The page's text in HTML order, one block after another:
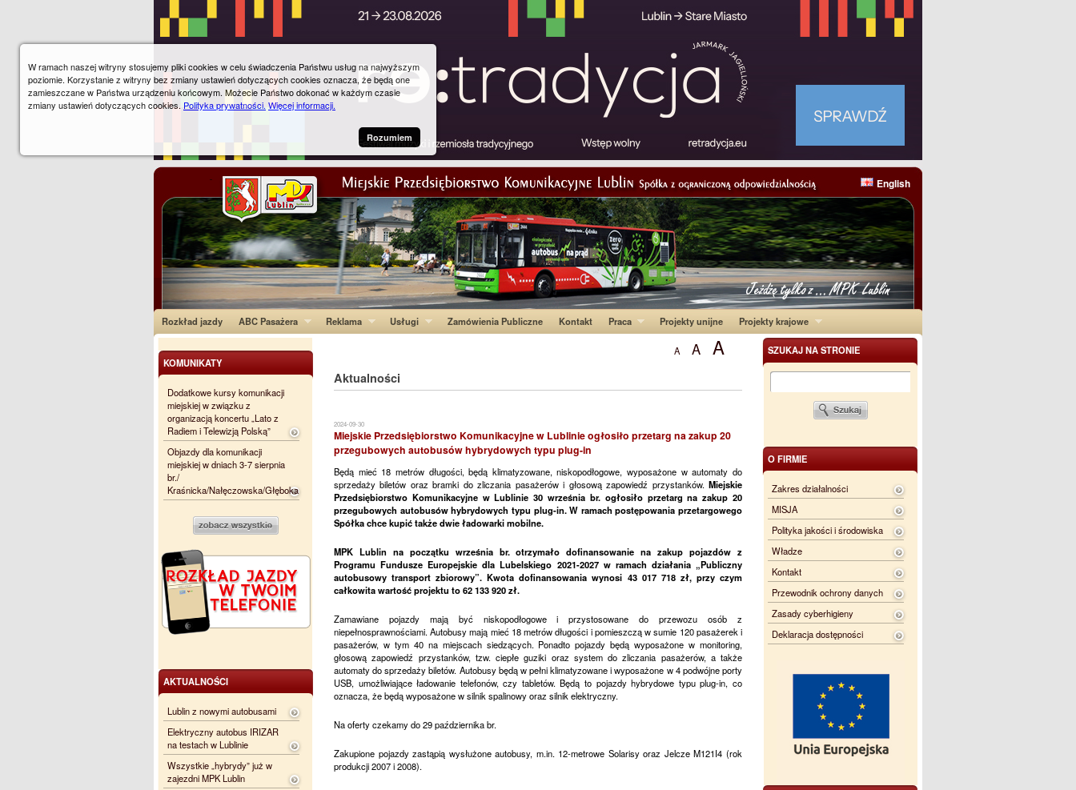
English
Rozkład jazdy ABC Pasażera Reklama Usługi Zamówienia Publiczne Kontakt Praca Projekty unijne Projekty krajowe
SZUKAJ NA STRONIE
O FIRMIE
Zakres działalności
MISJA
Polityka jakości i środowiska
Władze
Kontakt
Przewodnik ochrony danych
Zasady cyberhigieny
Deklaracja dostępności
A A A
Aktualności
2024-09-30
Miejskie Przedsiębiorstwo Komunikacyjne w Lublinie ogłosiło przetarg na zakup 20
przegubowych autobusów hybrydowych typu plug-in
Będą mieć 18 metrów długości, będą klimatyzowane, niskopodłogowe, wyposażone w automaty do
sprzedaży biletów oraz bramki do zliczania pasażerów i głosową zapowiedź przystanków. Miejskie
Przedsiębiorstwo Komunikacyjne w Lublinie 30 września br. ogłosiło przetarg na zakup 20
przegubowych autobusów hybrydowych typu plug-in. W ramach postępowania przetargowego
Spółka chce kupić także dwie ładowarki mobilne.
MPK Lublin na początku września br. otrzymało dofinansowanie na zakup pojazdów z
Programu Fundusze Europejskie dla Lubelskiego 2021-2027 w ramach działania „Publiczny
autobusowy transport zbiorowy”. Kwota dofinansowania wynosi 43 017 718 zł, przy czym
całkowita wartość projektu to 62 133 920 zł.
Zamawiane pojazdy mają być niskopodłogowe i przystosowane do przewozu osób z
niepełnosprawnościami. Autobusy mają mieć 18 metrów długości i pomieszczą w sumie 120 pasażerek i
pasażerów, w tym 40 na miejscach siedzących. Ponadto pojazdy będą wyposażone w monitoring,
głosową zapowiedź przystanków, tzw. ciepłe guziki oraz system do zliczania pasażerów, a także
automaty do sprzedaży biletów. Autobusy będą w pełni klimatyzowane i wyposażone w 4 podwójne porty
USB, umożliwiające ładowanie telefonów, czy tabletów. Będą to pojazdy hybrydowe typu plug-in, co
oznacza, że będą wyposażone w silnik spalinowy oraz silnik elektryczny.
Na oferty czekamy do 29 października br.
Zakupione pojazdy zastąpią wysłużone autobusy, m.in. 12-metrowe Solarisy oraz Jelcze M121I4 (rok
produkcji 2007 i 2008).
KOMUNIKATY
Dodatkowe kursy komunikacji
miejskiej w związku z
organizacją koncertu „Lato z
Radiem i Telewizją Polską”
Objazdy dla komunikacji
miejskiej w dniach 3-7 sierpnia
br./
Kraśnicka/Nałęczowska/Głęboka
AKTUALNOŚCI
Lublin z nowymi autobusami
Elektryczny autobus IRIZAR
na testach w Lublinie
Wszystkie „hybrydy” już w
zajezdni MPK Lublin
W ramach naszej witryny stosujemy pliki cookies w celu świadczenia Państwu usług na najwyższym
poziomie. Korzystanie z witryny bez zmiany ustawień dotyczących cookies oznacza, że będą one
zamieszczane w Państwa urządzeniu końcowym. Możecie Państwo dokonać w każdym czasie
zmiany ustawień dotyczących cookies. Polityka prywatności. Więcej informacji.
Rozumiem